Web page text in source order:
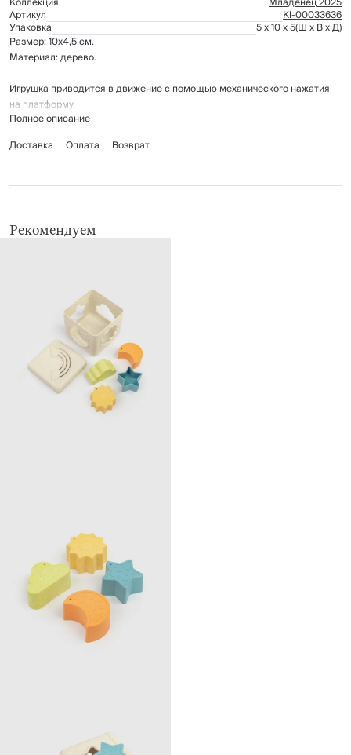
Артикул Kl-00033636
Упаковка 5 x 10 x 5(Ш x В x Д)
Размер: 10х4,5 см.
Материал: дерево.
Игрушка приводится в движение с помощью механического нажатия
на платформу.
Предназначена для детей от 3-х лет.
Полное описание
Доставка
Оплата Возврат
Рекомендуем